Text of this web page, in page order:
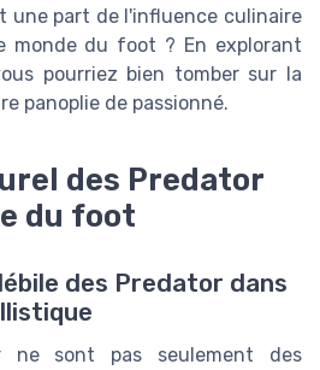
une part de l'influence culinaire
monde du foot ? En explorant
pourriez bien tomber sur la
panoplie de passionné.
des Predator
du foot
des Predator dans
ne sont pas seulement des